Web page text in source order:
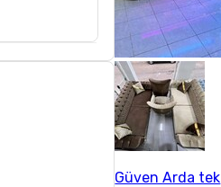
Güven Arda tek